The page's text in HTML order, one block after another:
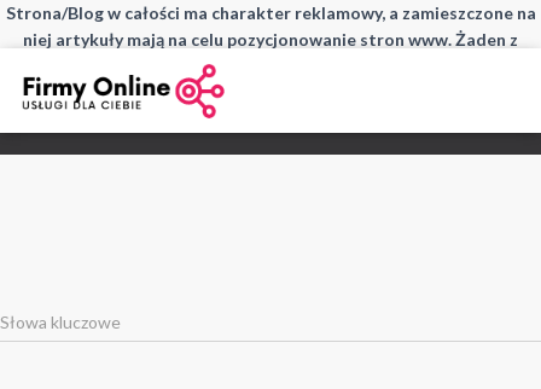
Strona/Blog w całości ma charakter reklamowy, a zamieszczone na
niej artykuły mają na celu pozycjonowanie stron www. Żaden z
wpisów nie pochodzi od użytkowników, a wszystkie zostały